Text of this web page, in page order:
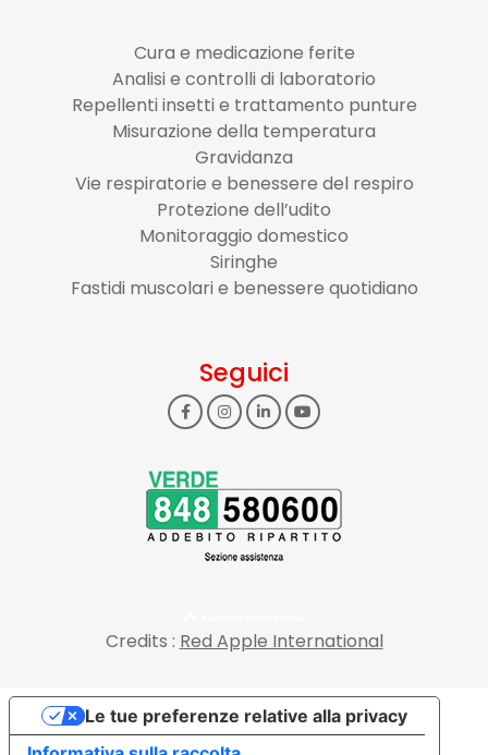
Cura e medicazione ferite
Analisi e controlli di laboratorio
Repellenti insetti e trattamento punture
Misurazione della temperatura
Gravidanza
Vie respiratorie e benessere del respiro
Protezione dell’udito
Monitoraggio domestico
Siringhe
Fastidi muscolari e benessere quotidiano
Seguici
Credits : Red Apple International
Le tue preferenze relative alla privacy